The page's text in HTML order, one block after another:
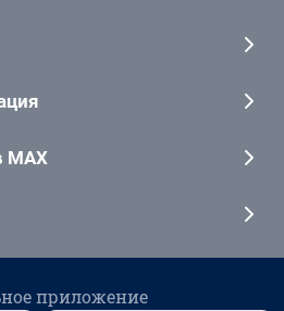
MAX
приложение